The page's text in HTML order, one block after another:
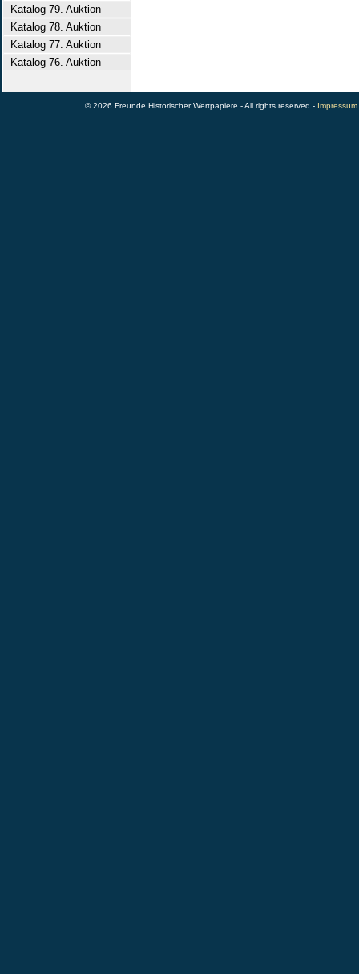
Katalog 79. Auktion
Katalog 78. Auktion
Katalog 77. Auktion
Katalog 76. Auktion
© 2026 Freunde Historischer Wertpapiere - All rights reserved - Impressum